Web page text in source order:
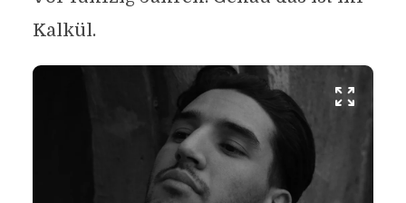
Kalkül.